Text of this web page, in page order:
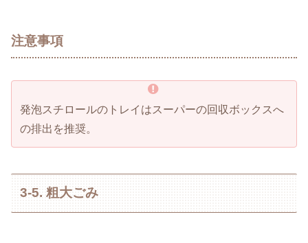
注意事項
発泡スチロールのトレイはスーパーの回収ボックスへ
の排出を推奨。
3-5. 粗大ごみ